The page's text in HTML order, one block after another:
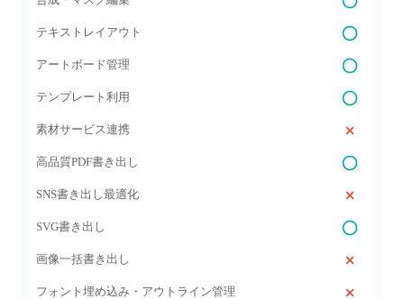
テキストレイアウト
アートボード管理
テンプレート利用
素材サービス連携
高品質PDF書き出し
SNS書き出し最適化
SVG書き出し
画像一括書き出し
フォント埋め込み・アウトライン管理